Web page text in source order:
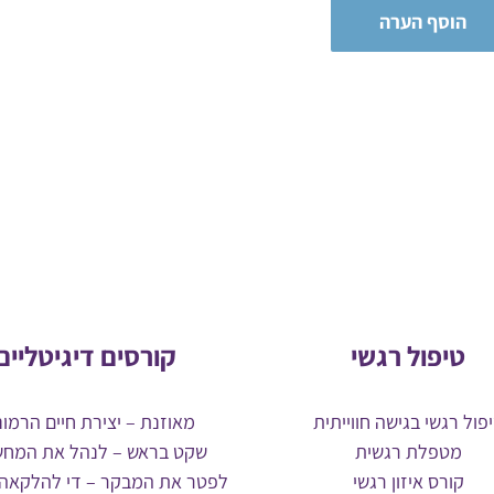
טיפול רגשי
רגשי בגישה חווייתית
מטפלת רגשית
קורס איזון רגשי
קורסים
מאוזנת – יצירת חיים
שקט בראש – לנהל את
לפטר את המבקר – די